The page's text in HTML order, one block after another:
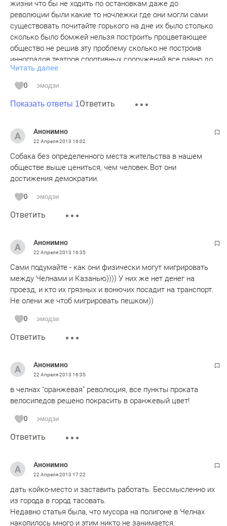
жизни что бы не ходить по остановкам даже до
революции были какие то ночлежки где они могли сами
существовать почитайте горького на дне их было столько
сколько было бомжей нельзя построить процветающее
общество не решив эту проблему сколько не построив
инноградов театров спортивных сооружений все равно до
тех пор пока эти людям не будет дана возможность
самим устраивать жизнь пусть не богатую но самим
общество будет отсталое нецивилизованное
Читать далее
0 эмодзи
Показать ответы 1Ответить
Анонимно
22 Апреля 2013 16:02
Собака без определенного места жительства в нашем
обществе выше цениться, чем человек.Вот они
достижения демократии.
0 эмодзи
Ответить
Анонимно
22 Апреля 2013 16:35
Сами подумайте - как они физически могут мигрировать
между Челнами и Казанью)))) У них же нет денег на
проезд, и кто их грязных и вонючих посадит на транспорт.
Не олени же чтоб мигрировать пешком))
0 эмодзи
Ответить
Анонимно
22 Апреля 2013 16:35
в челнах "оранжевая" революция, все пункты проката
велосипедов решено покрасить в оранжевый цвет!
0 эмодзи
Ответить
Анонимно
22 Апреля 2013 17:22
дать койко-место и заставить работать. Бессмысленно их
из города в город тасовать.
Недавно статья была, что мусора на полигоне в Челнах
накопилось много и этим никто не занимается.